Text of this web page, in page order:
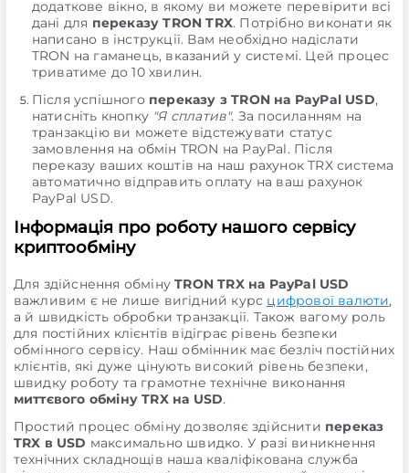
додаткове вікно, в якому ви можете перевірити всі
дані для переказу TRON TRX. Потрібно виконати як
написано в інструкції. Вам необхідно надіслати
TRON на гаманець, вказаний у системі. Цей процес
триватиме до 10 хвилин.
Після успішного переказу з TRON на PayPal USD,
натисніть кнопку "Я сплатив". За посиланням на
транзакцію ви можете відстежувати статус
замовлення на обмін TRON на PayPal. Після
переказу ваших коштів на наш рахунок TRX система
автоматично відправить оплату на ваш рахунок
PayPal USD.
Інформація про роботу нашого сервісу
криптообміну
Для здійснення обмінуTRON TRX на PayPal USD
важливим є не лише вигідний курс цифрової валюти,
а й швидкість обробки транзакції. Також вагому роль
для постійних клієнтів відіграє рівень безпеки
обмінного сервісу. Наш обмінник має безліч постійних
клієнтів, які дуже цінують високий рівень безпеки,
швидку роботу та грамотне технічне виконання
миттєвого обміну TRX на USD.
Простий процес обміну дозволяє здійснити переказ
TRX в USD максимально швидко. У разі виникнення
технічних складнощів наша кваліфікована служба